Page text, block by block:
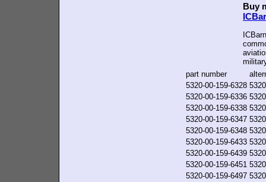
Buy
part number
5320-00-159-6328
5320-00-159-6336
5320-00-159-6338
5320-00-159-6347
5320-00-159-6348
5320-00-159-6433
5320-00-159-6439
5320-00-159-6451
5320-00-159-6497